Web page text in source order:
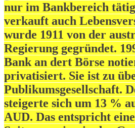
nur im Bankbereich
verkauft auch
wurde 1911 von der
Regierung gegründet.
Bank an dert Börse
privatisiert. Sie ist zu
Publikumsgesellschaft.
steigerte sich um 13 %
AUD. Das entspricht